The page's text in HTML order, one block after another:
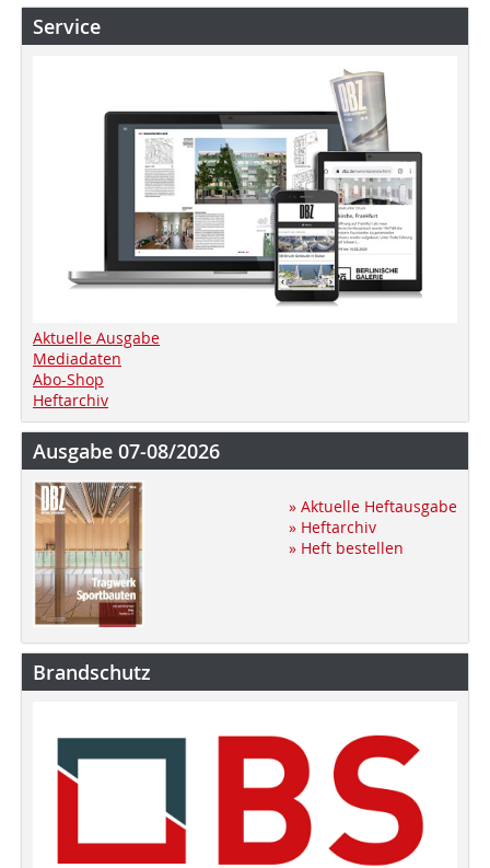
Service
Aktuelle Ausgabe
Mediadaten
Abo-Shop
Heftarchiv
Ausgabe 07-08/2026
» Aktuelle Heftausgabe
» Heftarchiv
» Heft bestellen
Brandschutz